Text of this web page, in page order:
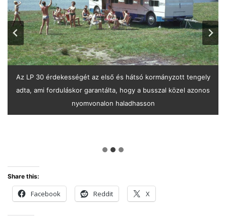
Érdekes színfolt a nyolc példányban készült, harminc
férőhelyes LP 30 karavánhotel is, ami valójában egy
kéttengelyes önhordó pótkocsi
Az LP 30 érdekességét az első és hátsó kormányzott tengely
adta, ami forduláskor garantálta, hogy a busszal közel azonos
nyomvonalon haladhasson
Nizzában az 1969-es Nemzetközi Autóbuszhéten az Š 11
erősen átalakított extravagáns prototípusa, a Karosa 2050
Superlux szerezte meg a Francia Karosszériagyártók
bronzserlegét. Nemzeti büszkeségünkért eláruljuk: a második
Share this:
Facebook Reddit X